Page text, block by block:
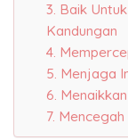
3. Baik
Kandungan
4.
5. Menjaga
6.
7.